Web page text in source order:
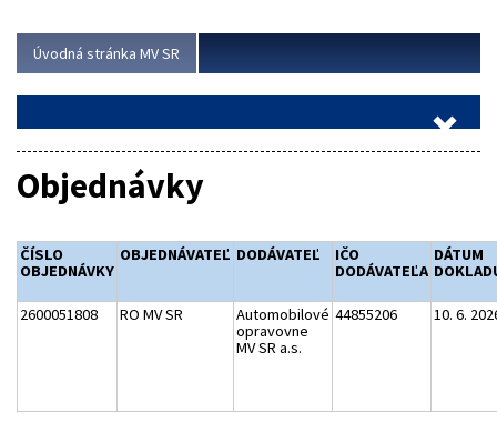
Úvodná stránka MV SR
Objednávky
ČÍSLO
OBJEDNÁVKY
OBJEDNÁVATEĽ DODÁVATEĽ
IČO
DODÁVATEĽA
DÁTUM
2600051808 RO MV SR
Automobilové
opravovne
MV SR a.s.
44855206 10. 6.